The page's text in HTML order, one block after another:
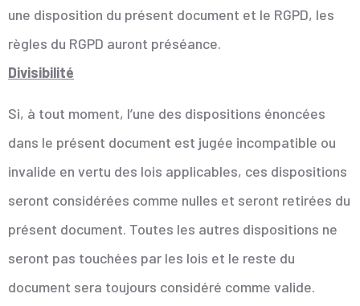
une disposition du présent document et le RGPD, les
règles du RGPD auront préséance.
Divisibilité
Si, à tout moment, l’une des dispositions énoncées
dans le présent document est jugée incompatible ou
invalide en vertu des lois applicables, ces dispositions
seront considérées comme nulles et seront retirées du
présent document. Toutes les autres dispositions ne
seront pas touchées par les lois et le reste du
document sera toujours considéré comme valide.